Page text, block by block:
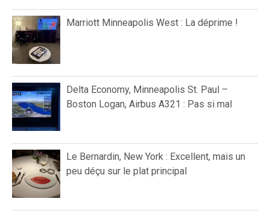
Marriott Minneapolis West : La déprime !
Delta Economy, Minneapolis St. Paul –
Boston Logan, Airbus A321 : Pas si mal
Le Bernardin, New York : Excellent, mais un
peu déçu sur le plat principal